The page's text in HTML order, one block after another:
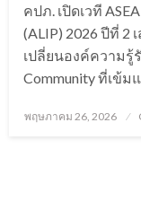
คปภ. เปิดเวที
(ALIP) 2026 ปีที่
เปลี่ยนองค์ความรู้
Community ที่เข้ม
Posted
พฤษภาคม 26, 2026